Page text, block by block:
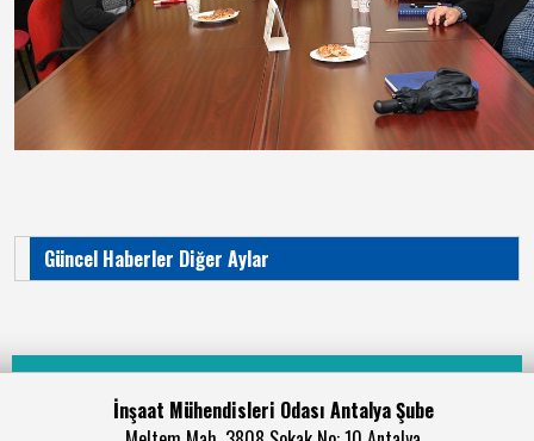
Güncel Haberler Diğer Aylar
İnşaat Mühendisleri Odası Antalya Şube